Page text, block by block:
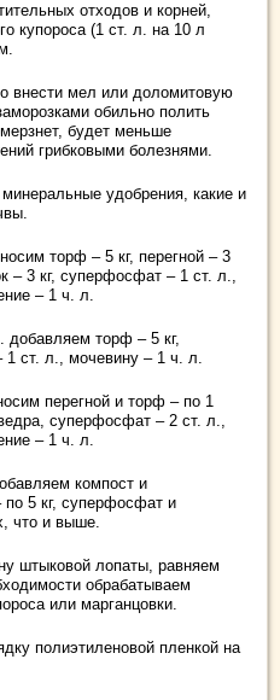
отходов и корней,
купороса (1 ст. л. на 10 л
внести мел или доломитовую
обильно полить
будет меньше
грибковыми болезнями.
удобрения, какие и
торф – 5 кг, перегной – 3
– 3 кг, суперфосфат – 1 ст. л.,
– 1 ч. л.
добавляем торф – 5 кг,
1 ст. л., мочевину – 1 ч. л.
перегной и торф – по 1
суперфосфат – 2 ст. л.,
– 1 ч. л.
компост и
по 5 кг, суперфосфат и
что и выше.
штыковой лопаты, равняем
обрабатываем
или марганцовки.
полиэтиленовой пленкой на